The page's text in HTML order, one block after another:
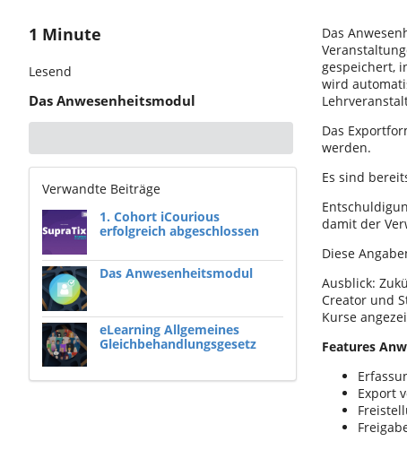
1 Minute
Lesend
Das Anwesenheitsmodul
Verwandte Beiträge
1. Cohort iCourious
erfolgreich abgeschlossen
Das Anwesenheitsmodul
eLearning Allgemeines
Gleichbehandlungsgesetz
Das
gespeichert,
wird
Das
werden.
Es sind
damit der
Diese
Ausblick:
Creator und
Kurse
Features
Export